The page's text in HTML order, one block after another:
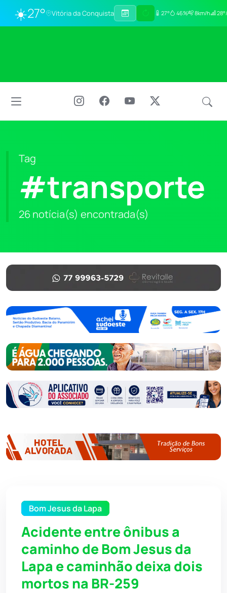
☀️27° Vitória da Conquista 27° 46% 8km/h
Tag
#transporte
26 notícia(s) encontrada(s)
Bom Jesus da Lapa
Acidente entre ônibus a
caminho de Bom Jesus da
Lapa e caminhão deixa dois
mortos na BR-259